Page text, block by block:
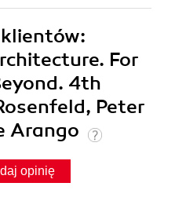
For
4th
Peter
Arango
opinię